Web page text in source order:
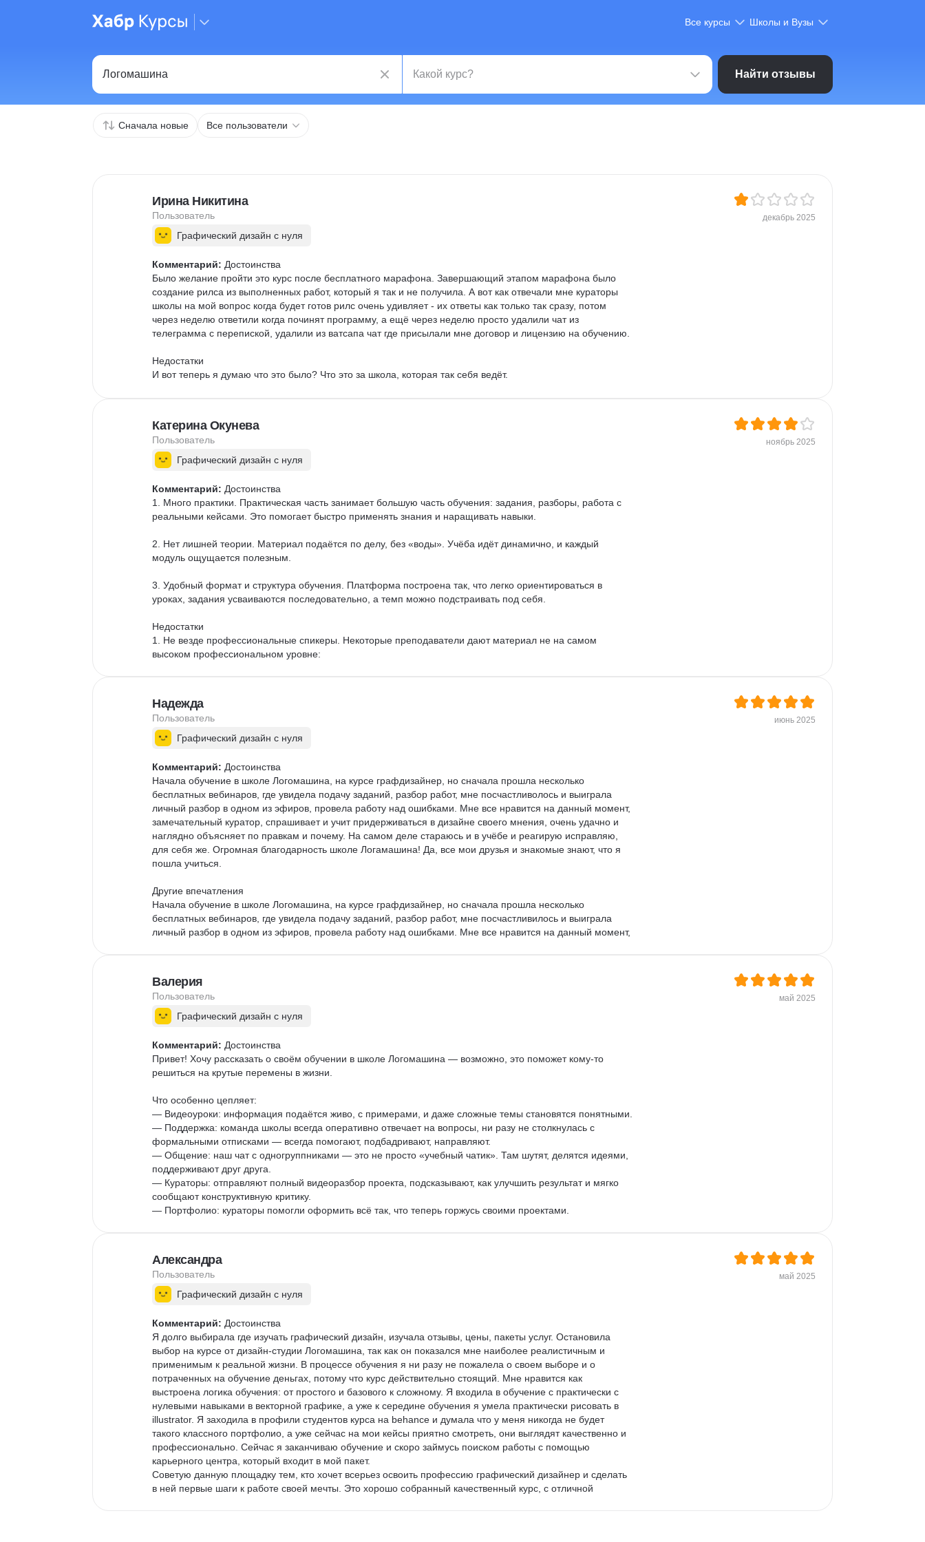
Все курсы Школы и Вузы
Найти отзывы
Сначала новые Все пользователи
Ирина Никитина
Пользователь декабрь 2025
Графический дизайн с нуля
Комментарий: Достоинства
Было желание пройти это курс после бесплатного марафона. Завершающий этапом марафона было
создание рилса из выполненных работ, который я так и не получила. А вот как отвечали мне кураторы
школы на мой вопрос когда будет готов рилс очень удивляет - их ответы как только так сразу, потом
через неделю ответили когда починят программу, а ещё через неделю просто удалили чат из
телеграмма с перепиской, удалили из ватсапа чат где присылали мне договор и лицензию на обучению.
Недостатки
И вот теперь я думаю что это было? Что это за школа, которая так себя ведёт.
Катерина Окунева
Пользователь ноябрь 2025
Графический дизайн с нуля
Комментарий: Достоинства
1. Много практики. Практическая часть занимает большую часть обучения: задания, разборы, работа с
реальными кейсами. Это помогает быстро применять знания и наращивать навыки.
2. Нет лишней теории. Материал подаётся по делу, без «воды». Учёба идёт динамично, и каждый
модуль ощущается полезным.
3. Удобный формат и структура обучения. Платформа построена так, что легко ориентироваться в
уроках, задания усваиваются последовательно, а темп можно подстраивать под себя.
Недостатки
1. Не везде профессиональные спикеры. Некоторые преподаватели дают материал не на самом
высоком профессиональном уровне:
2. По некоторым направлениям хотелось бы больше теории. Несмотря на общую «практическую
ориентированность», по отдельным темам ощущается нехватка теоретической базы, чтобы лучше
понимать контекст и фундамент.
Надежда
Пользователь июнь 2025
Графический дизайн с нуля
Комментарий: Достоинства
Начала обучение в школе Логомашина, на курсе графдизайнер, но сначала прошла несколько
бесплатных вебинаров, где увидела подачу заданий, разбор работ, мне посчастливолось и выиграла
личный разбор в одном из эфиров, провела работу над ошибками. Мне все нравится на данный момент,
замечательный куратор, спрашивает и учит придерживаться в дизайне своего мнения, очень удачно и
наглядно объясняет по правкам и почему. На самом деле стараюсь и в учёбе и реагирую исправляю,
для себя же. Огромная благодарность школе Логамашина! Да, все мои друзья и знакомые знают, что я
пошла учиться.
Другие впечатления
Начала обучение в школе Логомашина, на курсе графдизайнер, но сначала прошла несколько
бесплатных вебинаров, где увидела подачу заданий, разбор работ, мне посчастливилось и выиграла
личный разбор в одном из эфиров, провела работу над ошибками. Мне все нравится на данный момент,
пошла учиться.
Валерия
Пользователь май 2025
Графический дизайн с нуля
Комментарий: Достоинства
Привет! Хочу рассказать о своём обучении в школе Логомашина — возможно, это поможет кому-то
решиться на крутые перемены в жизни.
Что особенно цепляет:
— Видеоуроки: информация подаётся живо, с примерами, и даже сложные темы становятся понятными.
— Поддержка: команда школы всегда оперативно отвечает на вопросы, ни разу не столкнулась с
формальными отписками — всегда помогают, подбадривают, направляют.
— Общение: наш чат с одногруппниками — это не просто «учебный чатик». Там шутят, делятся идеями,
поддерживают друг друга.
— Кураторы: отправляют полный видеоразбор проекта, подсказывают, как улучшить результат и мягко
сообщают конструктивную критику.
— Портфолио: кураторы помогли оформить всё так, что теперь горжусь своими проектами.
Александра
Пользователь май 2025
Графический дизайн с нуля
Комментарий: Достоинства
Я долго выбирала где изучать графический дизайн, изучала отзывы, цены, пакеты услуг. Остановила
выбор на курсе от дизайн-студии Логомашина, так как он показался мне наиболее реалистичным и
применимым к реальной жизни. В процессе обучения я ни разу не пожалела о своем выборе и о
потраченных на обучение деньгах, потому что курс действительно стоящий. Мне нравится как
выстроена логика обучения: от простого и базового к сложному. Я входила в обучение с практически с
нулевыми навыками в векторной графике, а уже к середине обучения я умела практически рисовать в
illustrator. Я заходила в профили студентов курса на behance и думала что у меня никогда не будет
такого классного портфолио, а уже сейчас на мои кейсы приятно смотреть, они выглядят качественно и
профессионально. Сейчас я заканчиваю обучение и скоро займусь поиском работы с помощью
карьерного центра, который входит в мой пакет.
Советую данную площадку тем, кто хочет всерьез освоить профессию графический дизайнер и сделать
в ней первые шаги к работе своей мечты. Это хорошо собранный качественный курс, с отличной